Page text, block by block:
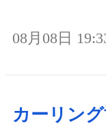
08月08日
カーリン